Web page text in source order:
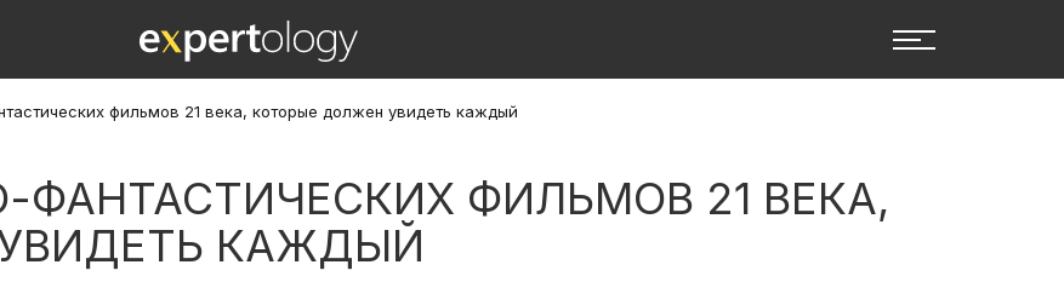
фильмов 21 века, которые должен увидеть каждый
ФАНТАСТИЧЕСКИХ ФИЛЬМОВ 21 ВЕКА,
КАЖДЫЙ